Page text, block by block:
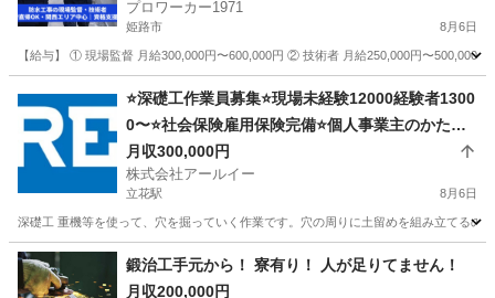
プロワーカー1971
姫路市 8月6日
【給与】 ① 現場監督 月給300,000円〜600,000円 ② 技術者 月給250,000円〜
その他 防水工事
⭐️深礎工作業員募集⭐️現場未経験12000経験者1300
0〜⭐️社会保険雇用保険完備⭐️個人事業主のかた要
相談
月収300,000円
株式会社アールイー
立花駅 8月6日
深礎工 重機等を使って、穴を掘っていく作業です。穴の周りに土留めを組み立てる
兵庫 尼崎市 立花駅 その他
鍛治工手元から！ 寮有り！ 人が足りてません！
月収200,000円